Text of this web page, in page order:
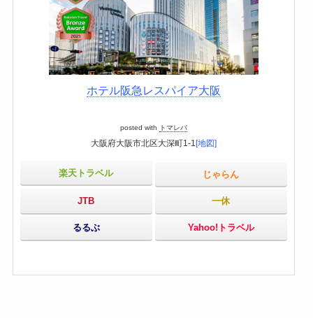
ホテル阪急レスパイア大阪
posted with トマレバ
大阪府大阪市北区大深町1-1 [地図]
楽天トラベル じゃらん
JTB 一休
るるぶ Yahoo!トラベル